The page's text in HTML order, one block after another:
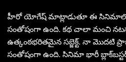
హీరో యోగేష్ మాట్లాడుతూ ఈ సినిమాలో
సంతోషంగా ఉంది. కథ చాలా మంచి
ఉత్కంఠభరితమైన సబ్జెక్ట్. నా మొదటి
సంతోషంగా ఉంది. సినిమా భారీ